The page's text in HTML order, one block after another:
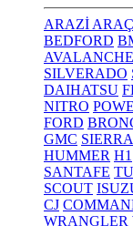
ARAZİ
BEDFORD
AVALANCHE
SILVERADO
DAIHATSU
NITRO
FORD
GMC SIERRA
HUMMER H1
SANTAFE
SCOUT
CJ
WRANGLER